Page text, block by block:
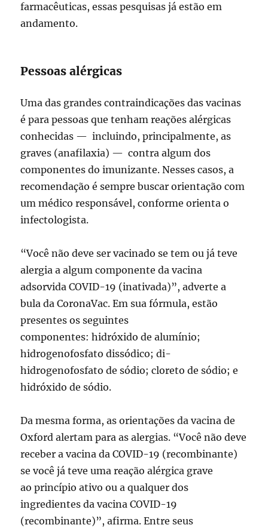
farmacêuticas, essas pesquisas já estão em
andamento.
Pessoas alérgicas
Uma das grandes contraindicações das vacinas
é para pessoas que tenham reações alérgicas
conhecidas — incluindo, principalmente, as
graves (anafilaxia) — contra algum dos
componentes do imunizante. Nesses casos, a
recomendação é sempre buscar orientação com
um médico responsável, conforme orienta o
infectologista.
“Você não deve ser vacinado se tem ou já teve
alergia a algum componente da vacina
adsorvida COVID-19 (inativada)”, adverte a
bula da CoronaVac. Em sua fórmula, estão
presentes os seguintes
componentes: hidróxido de alumínio;
hidrogenofosfato dissódico; di-
hidrogenofosfato de sódio; cloreto de sódio; e
hidróxido de sódio.
Da mesma forma, as orientações da vacina de
Oxford alertam para as alergias. “Você não deve
receber a vacina da COVID-19 (recombinante)
se você já teve uma reação alérgica grave
ao princípio ativo ou a qualquer dos
ingredientes da vacina COVID-19
(recombinante)”, afirma. Entre seus